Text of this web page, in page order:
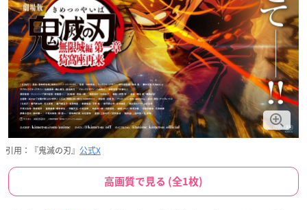
引用：『鬼滅の刃』 公式X
高画質で見る (全1枚)